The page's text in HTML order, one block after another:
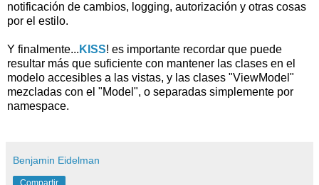
notificación de cambios, logging, autorización y otras cosas
por el estilo.
Y finalmente... KISS! es importante recordar que puede
resultar más que suficiente con mantener las clases en el
modelo accesibles a las vistas, y las clases "ViewModel"
mezcladas con el "Model", o separadas simplemente por
namespace.
Benjamin Eidelman